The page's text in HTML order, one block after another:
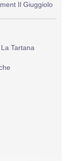
Il Giuggiolo
Tartana